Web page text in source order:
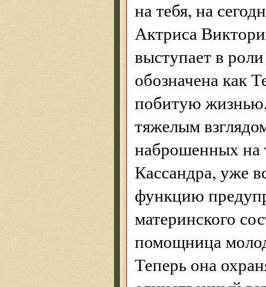
на тебя, на
Актриса
выступает в
обозначена как
побитую
тяжелым
наброшенных на
Кассандра, уже
функцию
материнского
помощница
Теперь она